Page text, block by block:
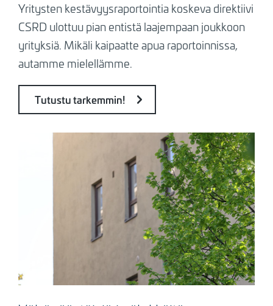
Yritysten kestävyysraportointia koskeva direktiivi
CSRD ulottuu pian entistä laajempaan joukkoon
yrityksiä. Mikäli kaipaatte apua raportoinnissa,
autamme mielellämme.
Tutustu tarkemmin!